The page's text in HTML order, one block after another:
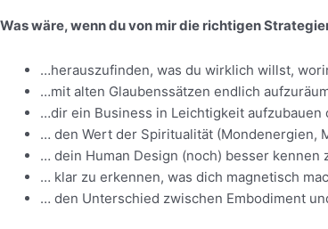
Was wäre, wenn du von mir die richtigen
…herauszufinden, was du wirklich willst,
…mit alten Glaubenssätzen endlich
…dir ein Business in Leichtigkeit
… den Wert der Spiritualität (Mondenergien,
… dein Human Design (noch) besser
… klar zu erkennen, was dich magnetisch
… den Unterschied zwischen Embodiment